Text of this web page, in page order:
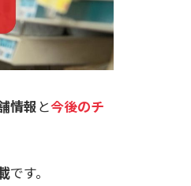
情報と今後のチ
です。